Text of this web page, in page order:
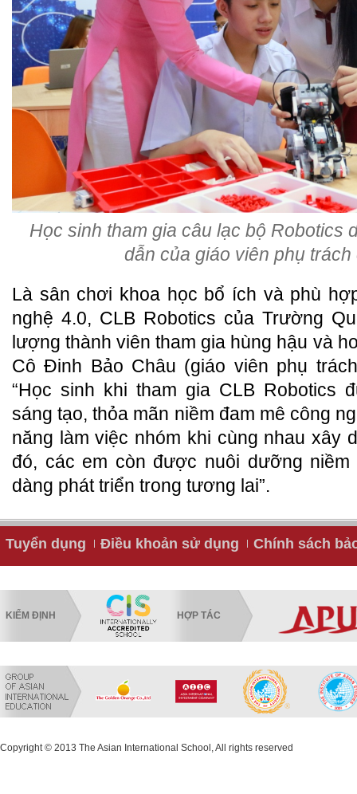
Học sinh tham gia câu lạc bộ Robotics
dẫn của giáo viên phụ
Là sân chơi khoa học bổ ích và phù
nghệ 4.0, CLB Robotics của Trường
lượng thành viên tham gia hùng hậu và
Cô Đinh Bảo Châu (giáo viên phụ
“Học sinh khi tham gia CLB Robotics
sáng tạo, thỏa mãn niềm đam mê công
năng làm việc nhóm khi cùng nhau xây
đó, các em còn được nuôi dưỡng
dàng phát triển trong tương lai”.
Tuyển dụng Điều khoản sử dụng Chính sách
KIỂM ĐỊNH HỢP TÁC
Copyright © 2013 The Asian International School, All rights reserved